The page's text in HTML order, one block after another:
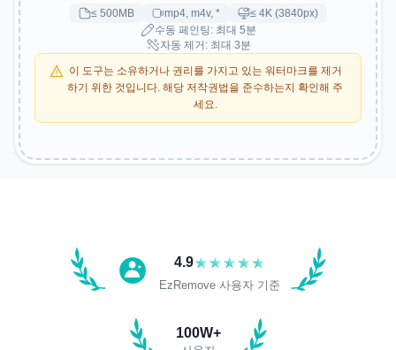
≤ 500MB mp4, m4v, *
≤ 4K (3840px)
수동 페인팅: 최대 5분
자동 제거: 최대 3분
이 도구는 소유하거나 권리를 가지고 있는 워터마크를 제거
하기 위한 것입니다. 해당 저작권법을 준수하는지 확인해 주
세요.
튜토리얼
4.9
EzRemove 사용자 기준
100W+